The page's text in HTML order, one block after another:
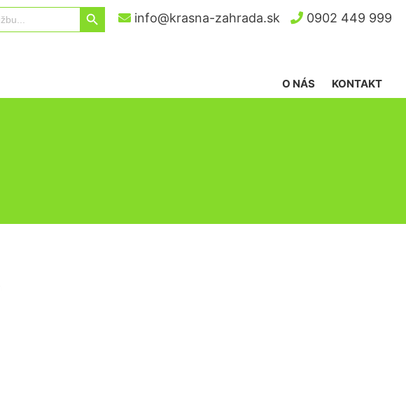
Search Button
info@krasna-zahrada.sk 0902 449 999
KONTAKT
O NÁS